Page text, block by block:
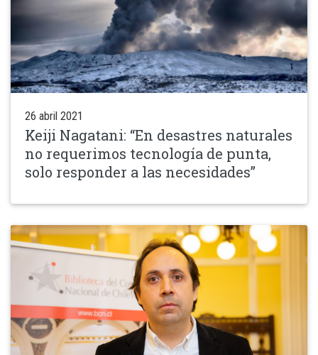
26 abril 2021
Keiji Nagatani: “En desastres naturales
no requerimos tecnología de punta,
solo responder a las necesidades”